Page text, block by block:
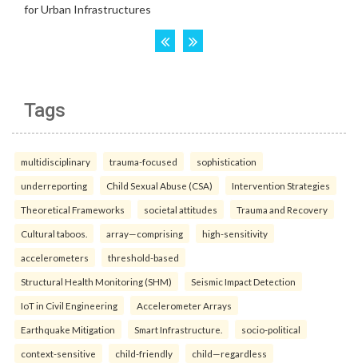
Tags
multidisciplinary trauma-focused sophistication
underreporting Child Sexual Abuse (CSA) Intervention Strategies
Theoretical Frameworks societal attitudes Trauma and Recovery
Cultural taboos. array—comprising high-sensitivity
accelerometers threshold-based
Structural Health Monitoring (SHM) Seismic Impact Detection
IoT in Civil Engineering Accelerometer Arrays
Earthquake Mitigation Smart Infrastructure. socio-political
context-sensitive child-friendly child—regardless